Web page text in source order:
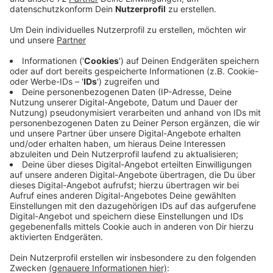
Anzeige
einen zum andern. Um vorzubeugen, erinnert die
Kassenärztliche Vereinigung jetzt noch mal an
die Grippeschutz-Impfung... Bei einer Ansteckung ist
es möglich, den Krankheitsverlauf abzuschwächen.
Das Kreisgesundheitsamt meldet seit Beginn des
Jahres rund 190 Erkrankte, vor einem Jahr im gleichen
Zeitraum waren es noch etwas weniger. Aber der
Kreisarzt geht davon aus, dass die richtige Grippewelle
noch kommt. Lassen Sie sich nicht mitreißen. Also,
besser jetzt impfen, als gar nicht! Ganz wichtig ist die
frühzeitige Grippeschutz-Impfung für Patienten über
60 Jahre, chronisch Kranke oder Schwangere.